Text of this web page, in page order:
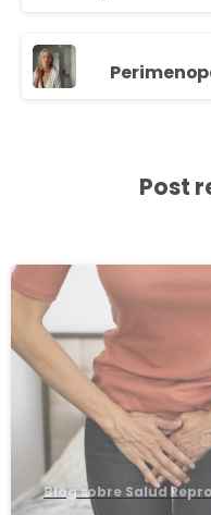
Post
Blog sobre Salud